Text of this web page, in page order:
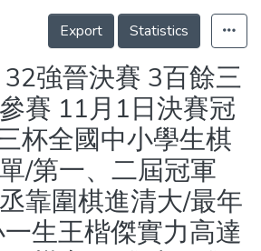
Details
Export
Statistics
強晉決賽 3百餘三
賽 11月1日決賽冠
杯全國中小學生棋
/第一、二屆冠軍
靠圍棋進清大/最年
生王楷傑實力高達